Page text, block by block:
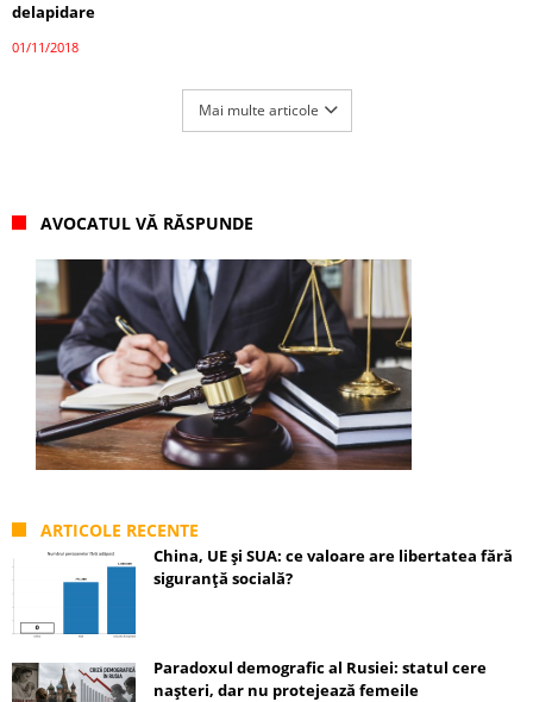
delapidare
01/11/2018
Mai multe articole
AVOCATUL VĂ RĂSPUNDE
ARTICOLE RECENTE
China, UE și SUA: ce valoare are libertatea fără
siguranță socială?
Paradoxul demografic al Rusiei: statul cere
nașteri, dar nu protejează femeile